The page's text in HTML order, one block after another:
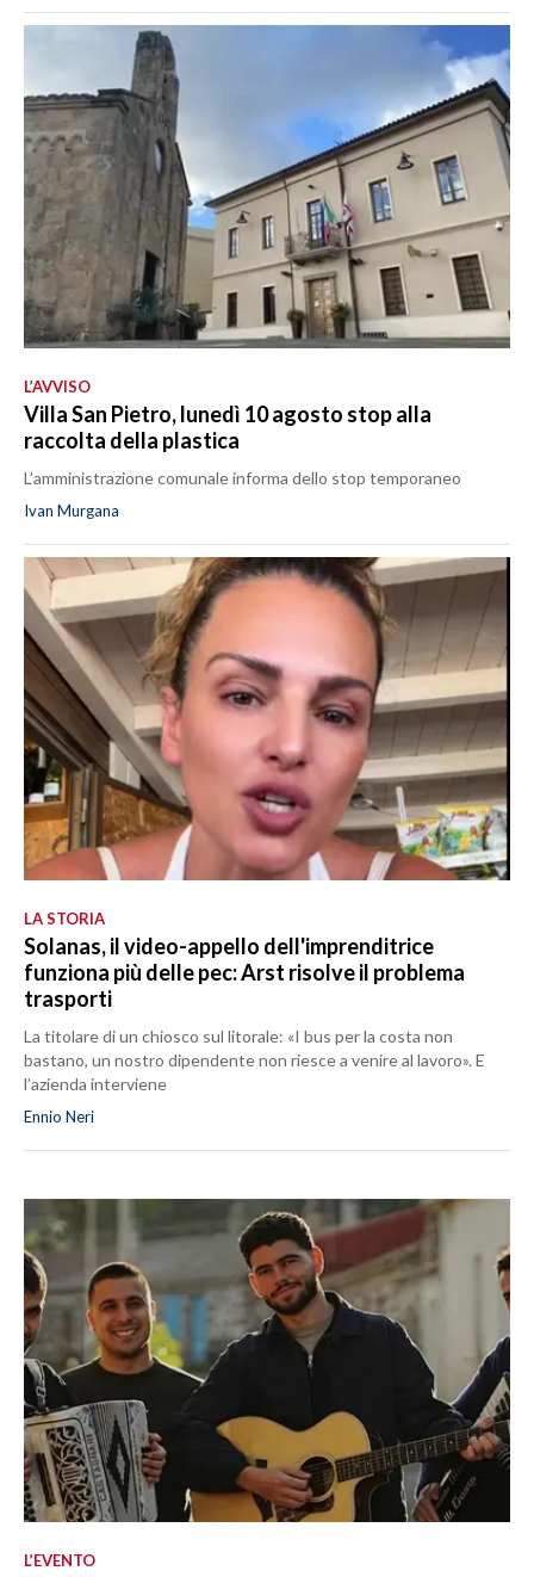
L’AVVISO
Villa San Pietro, lunedì 10 agosto stop alla
raccolta della plastica
L’amministrazione comunale informa dello stop temporaneo
Ivan Murgana
LA STORIA
Solanas, il video-appello dell'imprenditrice
funziona più delle pec: Arst risolve il problema
trasporti
La titolare di un chiosco sul litorale: «I bus per la costa non
bastano, un nostro dipendente non riesce a venire al lavoro». E
l’azienda interviene
Ennio Neri
L’EVENTO